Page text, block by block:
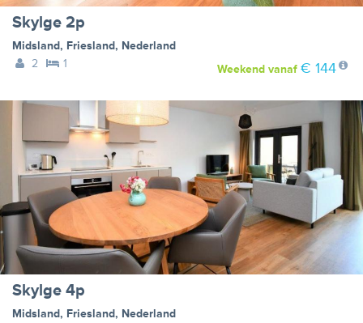
Skylge 2p
Midsland, Friesland, Nederland
2
1 Weekendvanaf € 144
Skylge 4p
Midsland, Friesland, Nederland